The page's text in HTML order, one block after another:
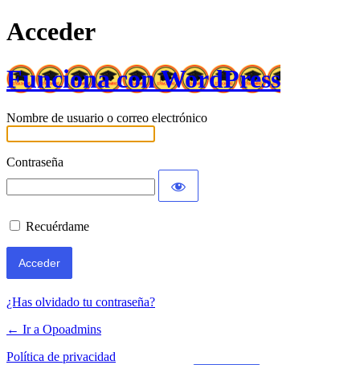
Acceder
Funciona con WordPress
Nombre de usuario o correo electrónico
Contraseña
Recuérdame
¿Has olvidado tu contraseña?
← Ir a Opoadmins
Política de privacidad